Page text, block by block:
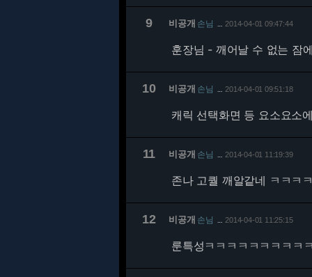
9 비공개 손님 2014-04-01 09:47:44
훈장님 - 깨어날 수 없는 잠
10 비공개 손님 2014-04-01 09:51:18
캐릭 선택화면 등 요소요소
11 비공개 손님 2014-04-01 11:19:39
존나 고퀄 깨알같네 ㅋㅋㅋ
12 비공개 손님 2014-04-01 11:25:15
룬특성ㅋㅋㅋㅋㅋㅋㅋㅋㅋ